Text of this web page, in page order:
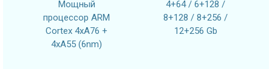
Мощный
процессор ARM
Cortex 4xA76 +
4xA55 (6nm)
4+64 / 6+128 /
8+128 / 8+256 /
12+256 Gb